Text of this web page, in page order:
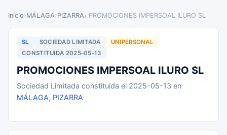
Inicio›MÁLAGA›PIZARRA› PROMOCIONES IMPERSOAL ILURO SL
SL SOCIEDAD LIMITADA
UNIPERSONAL
CONSTITUIDA 2025-05-13
PROMOCIONES IMPERSOAL ILURO SL
Sociedad Limitada constituida el 2025-05-13 en
MÁLAGA, PIZARRA